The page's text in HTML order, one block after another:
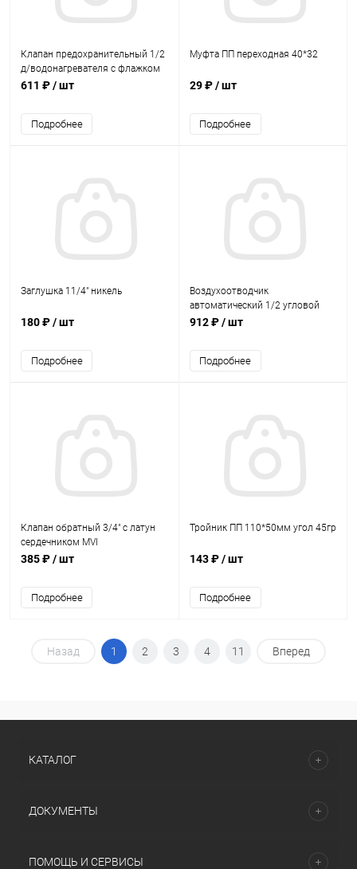
Клапан предохранительный 1/2
д/водонагревателя с флажком
(8бар)
611 ₽/ шт
Подробнее
Муфта ПП переходная 40*32
29 ₽/ шт
Подробнее
Заглушка 11/4" никель
180 ₽/ шт
Подробнее
Воздухоотводчик
автоматический 1/2 угловой
912 ₽/ шт
Подробнее
Клапан обратный 3/4" с латун
сердечником MVI
385 ₽/ шт
Подробнее
Тройник ПП 110*50мм угол 45гр
143 ₽/ шт
Подробнее
Назад 1 2 3 4 11 Вперед
КАТАЛОГ
ДОКУМЕНТЫ
ПОМОЩЬ И СЕРВИСЫ